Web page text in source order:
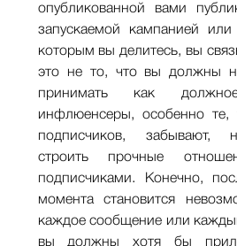
опубликованной вами
запускаемой кампанией
которым вы делитесь, вы
это не то, что вы должны
принимать как
инфлюенсеры, особенно те,
подписчиков, забывают,
строить прочные
подписчиками. Конечно,
момента становится
каждое сообщение или
вы должны хотя бы